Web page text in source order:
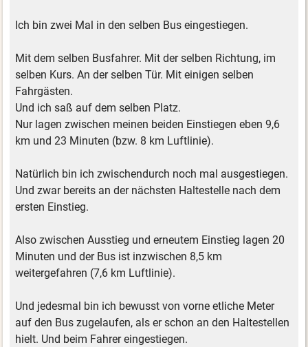
Ich bin zwei Mal in den selben Bus eingestiegen.
Mit dem selben Busfahrer. Mit der selben Richtung, im
selben Kurs. An der selben Tür. Mit einigen selben
Fahrgästen.
Und ich saß auf dem selben Platz.
Nur lagen zwischen meinen beiden Einstiegen eben 9,6
km und 23 Minuten (bzw. 8 km Luftlinie).
Natürlich bin ich zwischendurch noch mal ausgestiegen.
Und zwar bereits an der nächsten Haltestelle nach dem
ersten Einstieg.
Also zwischen Ausstieg und erneutem Einstieg lagen 20
Minuten und der Bus ist inzwischen 8,5 km
weitergefahren (7,6 km Luftlinie).
Und jedesmal bin ich bewusst von vorne etliche Meter
auf den Bus zugelaufen, als er schon an den Haltestellen
hielt. Und beim Fahrer eingestiegen.